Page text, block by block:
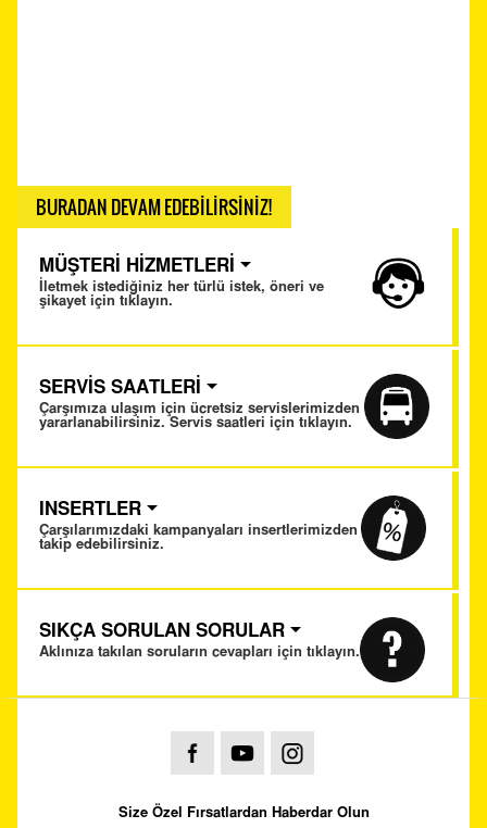
BURADAN DEVAM EDEBİLİRSİNİZ!
MÜŞTERİ HİZMETLERİ
İletmek istediğiniz her türlü istek, öneri ve
şikayet için tıklayın.
SERVİS SAATLERİ
Çarşımıza ulaşım için ücretsiz servislerimizden
yararlanabilirsiniz. Servis saatleri için tıklayın.
INSERTLER
Çarşılarımızdaki kampanyaları insertlerimizden
takip edebilirsiniz.
SIKÇA SORULAN SORULAR
Aklınıza takılan soruların cevapları için tıklayın.
Size Özel Fırsatlardan Haberdar Olun